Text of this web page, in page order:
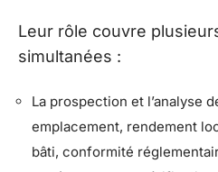
Leur rôle couvre
simultanées :
La prospection et l’analyse
emplacement, rendement
bâti, conformité